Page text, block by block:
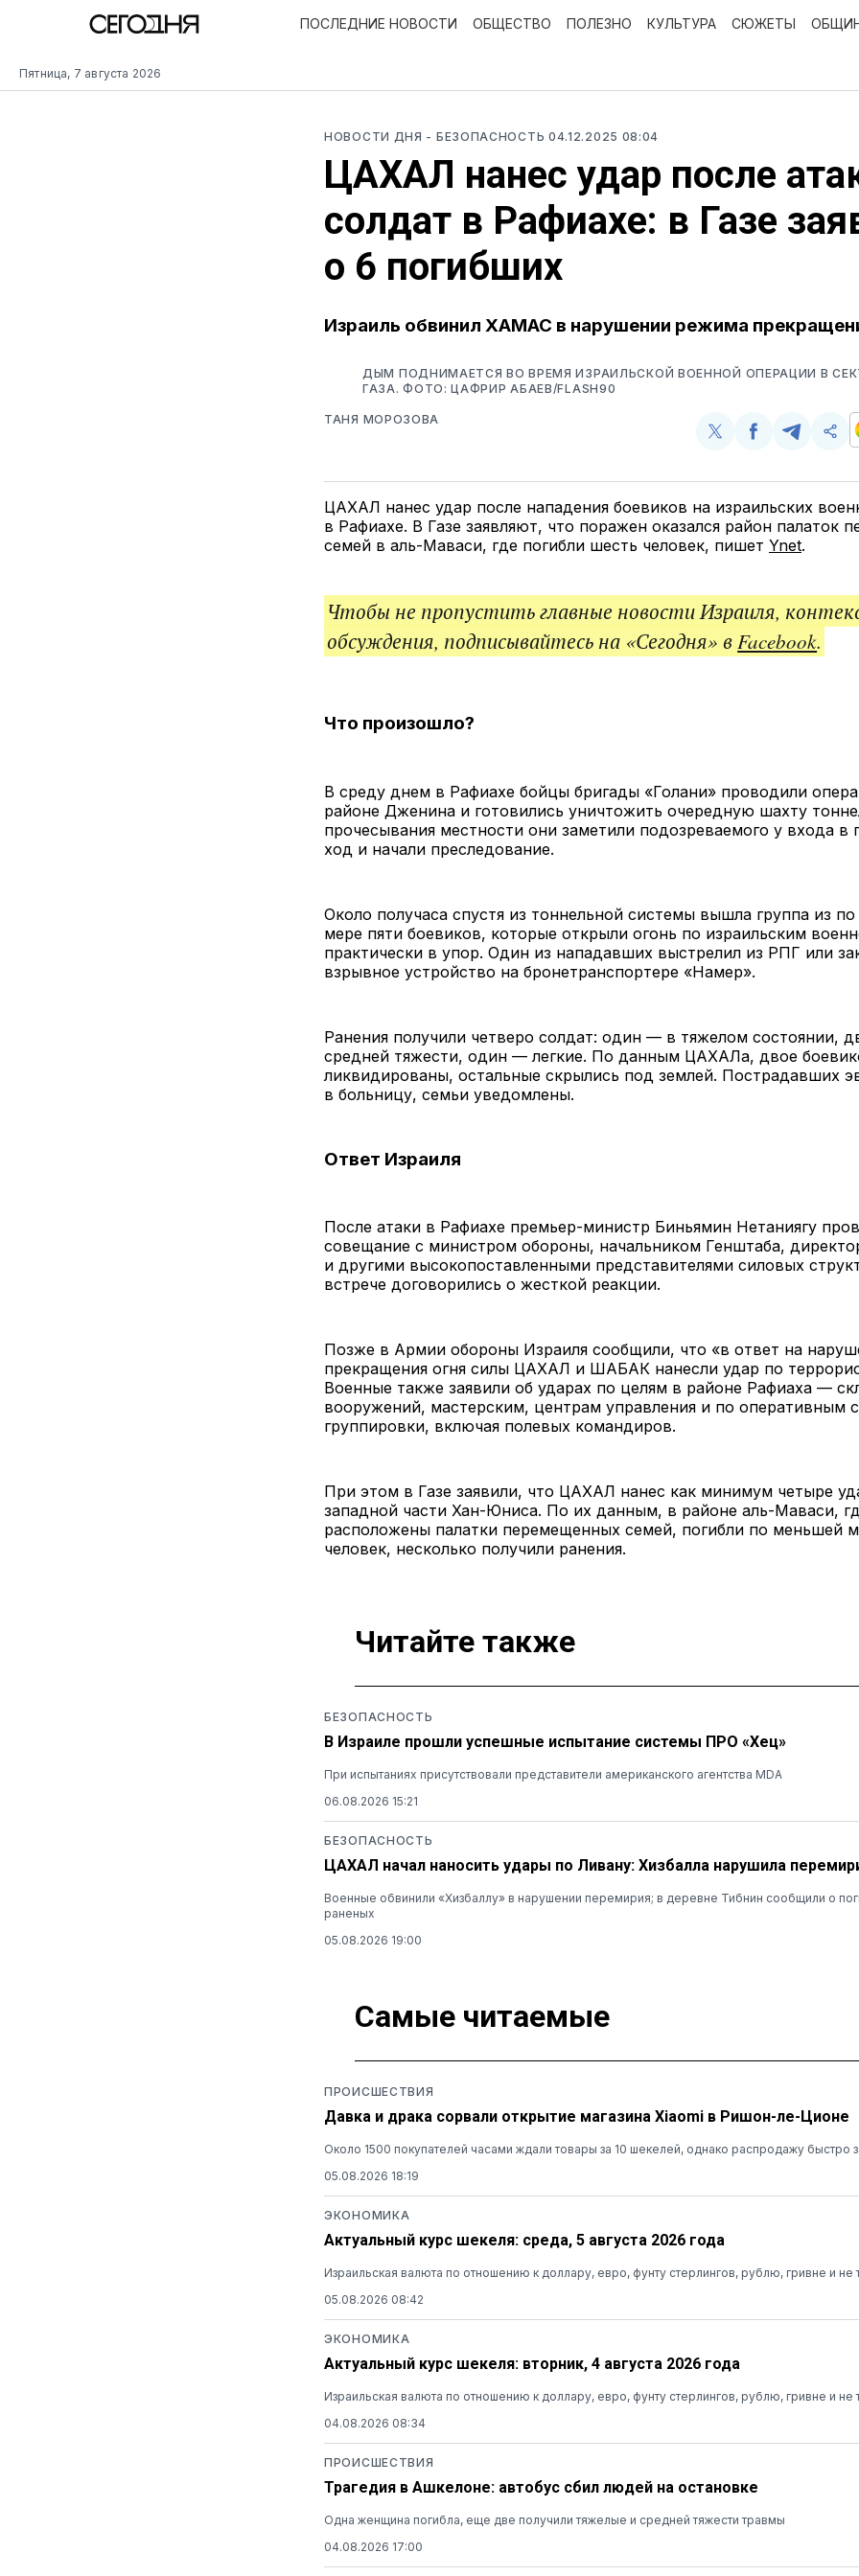
Пятница, 7 августа 2026
ПОСЛЕДНИЕ НОВОСТИ ОБЩЕСТВО ПОЛЕЗНО КУЛЬТУРА СЮЖЕТЫ
НОВОСТИ ДНЯ - БЕЗОПАСНОСТЬ 04.12.2025 08:04
ЦАХАЛ нанес удар после
солдат в Рафиахе: в Газе
о 6 погибших
Израиль обвинил ХАМАС в нарушении режима
ДЫМ ПОДНИМАЕТСЯ ВО ВРЕМЯ ИЗРАИЛЬСКОЙ ВОЕННОЙ ОПЕРАЦИИ В
ГАЗА. ФОТО: ЦАФРИР АБАЕВ/FLASH90
ТАНЯ МОРОЗОВА
Поделиться
Twitter
Поделиться
FacebookTelegram
ЦАХАЛ нанес удар после нападения боевиков на израильских
в Рафиахе. В Газе заявляют, что поражен оказался район палаток
семей в аль-Маваси, где погибли шесть человек, пишет Ynet.
Чтобы не пропустить главные новости Израиля,
обсуждения, подписывайтесь на «Сегодня» вFacebook.
Что произошло?
В среду днем в Рафиахе бойцы бригады «Голани» проводили
районе Дженина и готовились уничтожить очередную шахту
прочесывания местности они заметили подозреваемого у входа в
ход и начали преследование.
Около получаса спустя из тоннельной системы вышла группа из
мере пяти боевиков, которые открыли огонь по израильским
практически в упор. Один из нападавших выстрелил из РПГ или
взрывное устройство на бронетранспортере «Намер».
Ранения получили четверо солдат: один — в тяжелом состоянии,
средней тяжести, один — легкие. По данным ЦАХАЛа, двое
ликвидированы, остальные скрылись под землей. Пострадавших
в больницу, семьи уведомлены.
Ответ Израиля
После атаки в Рафиахе премьер-министр Биньямин Нетаниягу
совещание с министром обороны, начальником Генштаба,
и другими высокопоставленными представителями силовых
встрече договорились о жесткой реакции.
Позже в Армии обороны Израиля сообщили, что «в ответ на
прекращения огня силы ЦАХАЛ и ШАБАК нанесли удар по
Военные также заявили об ударах по целям в районе Рафиаха —
вооружений, мастерским, центрам управления и по оперативным
группировки, включая полевых командиров.
При этом в Газе заявили, что ЦАХАЛ нанес как минимум четыре
западной части Хан-Юниса. По их данным, в районе аль-Маваси,
расположены палатки перемещенных семей, погибли по меньшей
человек, несколько получили ранения.
Читайте также
БЕЗОПАСНОСТЬ
В Израиле прошли успешные испытание системы ПРО «Хец»
При испытаниях присутствовали представители американского агентства MDA
06.08.2026 15:21
БЕЗОПАСНОСТЬ
ЦАХАЛ начал наносить удары по Ливану: Хизбалла нарушила
Военные обвинили «Хизбаллу» в нарушении перемирия; в деревне Тибнин сообщили о
раненых
05.08.2026 19:00
Самые читаемые
ПРОИСШЕСТВИЯ
Давка и драка сорвали открытие магазина Xiaomi в Ришон-ле-Ционе
Около 1500 покупателей часами ждали товары за 10 шекелей, однако распродажу быстро
05.08.2026 18:19
ЭКОНОМИКА
Актуальный курс шекеля: среда, 5 августа 2026 года
Израильская валюта по отношению к доллару, евро, фунту стерлингов, рублю, гривне и не
05.08.2026 08:42
ЭКОНОМИКА
Актуальный курс шекеля: вторник, 4 августа 2026 года
Израильская валюта по отношению к доллару, евро, фунту стерлингов, рублю, гривне и не
04.08.2026 08:34
ПРОИСШЕСТВИЯ
Трагедия в Ашкелоне: автобус сбил людей на остановке
Одна женщина погибла, еще две получили тяжелые и средней тяжести травмы
04.08.2026 17:00